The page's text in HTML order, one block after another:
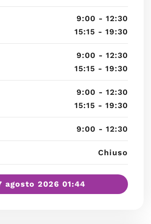
9:00 - 12:30
15:15 - 19:30
9:00 - 12:30
15:15 - 19:30
9:00 - 12:30
15:15 - 19:30
9:00 - 12:30
Chiuso
agosto 2026 01:44